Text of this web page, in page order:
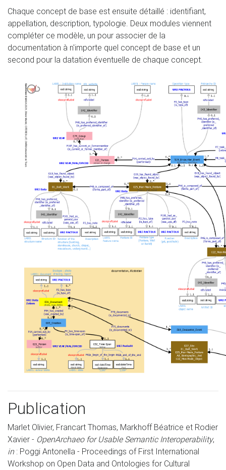
Chaque concept de base est ensuite détaillé : identifiant,
appellation, description, typologie. Deux modules viennent
compléter ce modèle, un pour associer de la
documentation à n'importe quel concept de base et un
second pour la datation éventuelle de chaque concept.
Publication
Marlet Olivier, Francart Thomas, Markhoff Béatrice et Rodier
Xavier - OpenArchaeo for Usable Semantic Interoperability,
in: Poggi Antonella - Proceedings of First International
Workshop on Open Data and Ontologies for Cultural